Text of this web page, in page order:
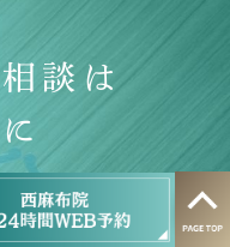
談は
矯正歯科『ココ